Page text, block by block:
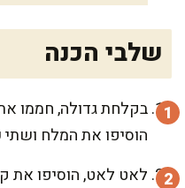
שלבי הכנה
בקלחת גדולה, חממו
הוסיפו את המלח ושתי
לאט לאט, הוסיפו את